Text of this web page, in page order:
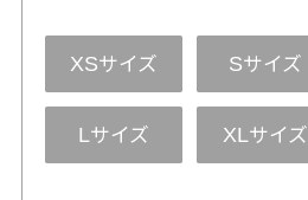
XSサイズ Sサイズ
Lサイズ XLサイズ